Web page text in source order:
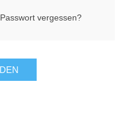
Passwort vergessen?